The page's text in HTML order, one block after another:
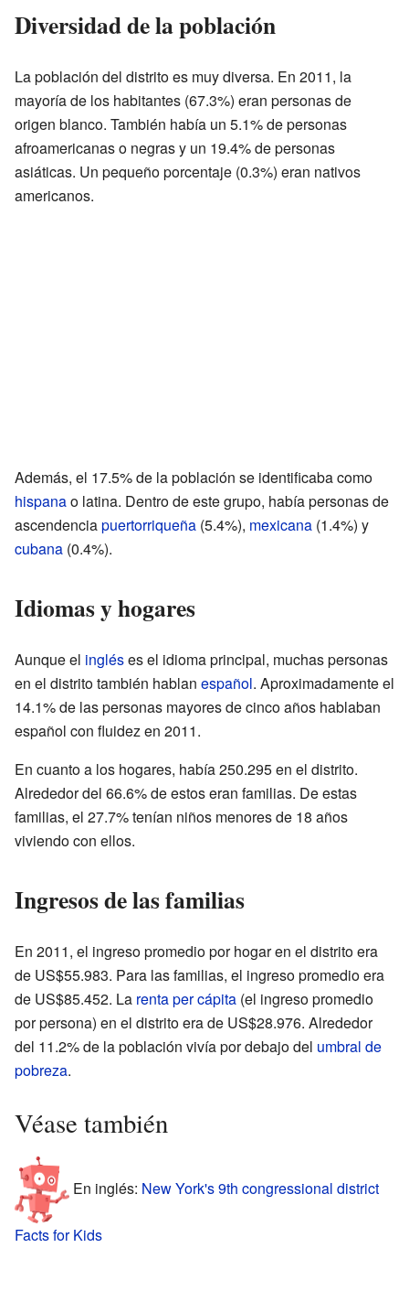
Diversidad de la población
La población del distrito es muy diversa. En 2011, la
mayoría de los habitantes (67.3%) eran personas de
origen blanco. También había un 5.1% de personas
afroamericanas o negras y un 19.4% de personas
asiáticas. Un pequeño porcentaje (0.3%) eran nativos
americanos.
Además, el 17.5% de la población se identificaba como
hispanao latina. Dentro de este grupo, había personas de
ascendenciapuertorriqueña (5.4%), mexicana (1.4%) y
cubana (0.4%).
Idiomas y hogares
Aunque el ingléses el idioma principal, muchas personas
en el distrito también hablan español. Aproximadamente el
14.1% de las personas mayores de cinco años hablaban
español con fluidez en 2011.
En cuanto a los hogares, había 250.295 en el distrito.
Alrededor del 66.6% de estos eran familias. De estas
familias, el 27.7% tenían niños menores de 18 años
viviendo con ellos.
Ingresos de las familias
En 2011, el ingreso promedio por hogar en el distrito era
de US$55.983. Para las familias, el ingreso promedio era
de US$85.452. La renta per cápita (el ingreso promedio
por persona) en el distrito era de US$28.976. Alrededor
del 11.2% de la población vivía por debajo del umbral de
pobreza.
Véase también
En inglés: New York's 9th congressional district
Facts for Kids